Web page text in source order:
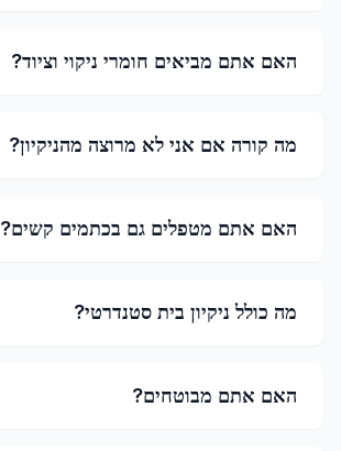
האם אתם מביאים חומרי ניקוי וציוד?
מה קורה אם אני לא מרוצה מהניקיון?
האם אתם מטפלים גם בכתמים קשים?
מה כולל ניקיון בית סטנדרטי?
האם אתם מבוטחים?